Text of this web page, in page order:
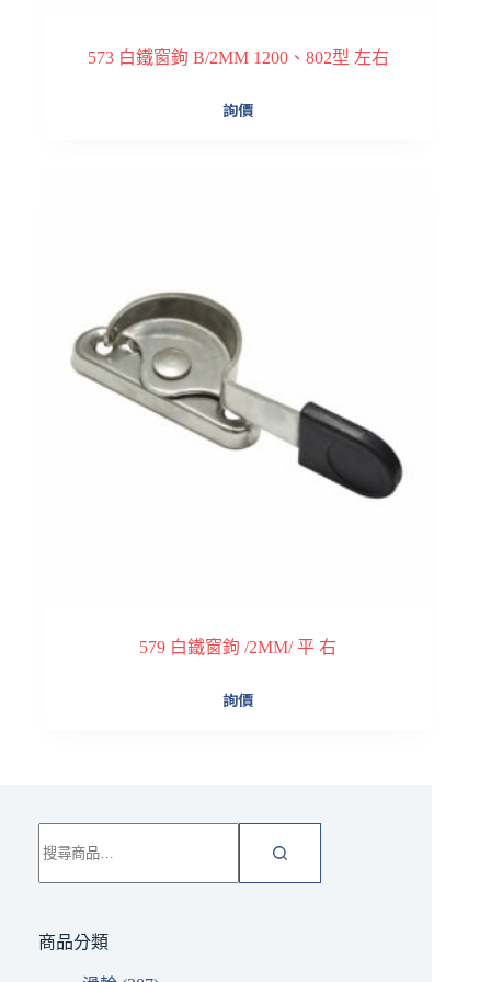
573 白鐵窗鉤 B/2MM 1200、802型 左右
詢價
579 白鐵窗鉤 /2MM/ 平 右
詢價
尋
關
商品分類